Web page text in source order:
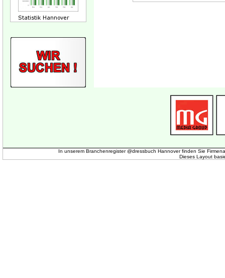
In unserem Branchenregister @dressbuch Hannover finden Sie
Dieses Layout